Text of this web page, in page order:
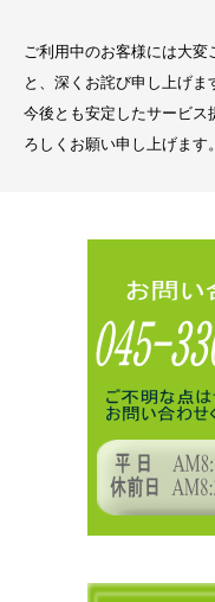
ご利用中のお客様には大変
と、深くお詫び申し上げま
今後とも安定したサービス
ろしくお願い申し上げます。